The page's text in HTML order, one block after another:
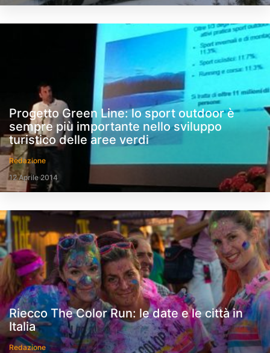
Progetto Green Line: lo sport outdoor è
sempre più importante nello sviluppo
turistico delle aree verdi
Redazione
12 Aprile 2014
Riecco The Color Run: le date e le città in
Italia
Redazione